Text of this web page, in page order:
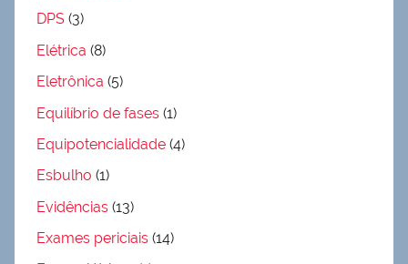
DPS (3)
Elétrica (8)
Eletrônica (5)
Equilíbrio de fases (1)
Equipotencialidade (4)
Esbulho (1)
Evidências (13)
Exames periciais (14)